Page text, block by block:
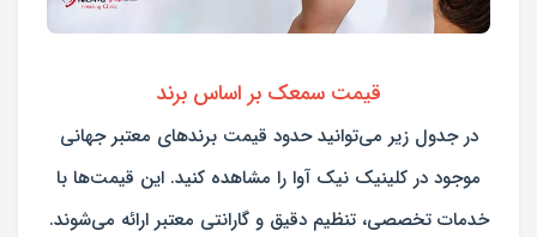
قیمت سمعک بر اساس برند
در جدول زیر می‌توانید حدود قیمت برندهای معتبر جهانی
موجود در کلینیک نیک آوا را مشاهده کنید. این قیمت‌ها با
خدمات تخصصی، تنظیم دقیق و گارانتی معتبر ارائه می‌شوند.